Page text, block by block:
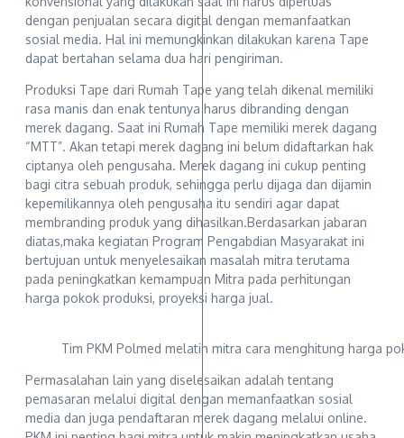
dengan penjualan secara digital dengan memanfaatkan
sosial media. Hal ini memungkinkan dilakukan karena Tape
dapat bertahan selama dua hari pengiriman.
Produksi Tape dari Rumah Tape yang telah dikenal memiliki
rasa manis dan enak tentunya harus dibranding dengan
merek dagang. Saat ini Rumah Tape memiliki merek dagang
“MTT”. Akan tetapi merek dagang ini belum didaftarkan hak
ciptanya oleh pengusaha. Merek dagang ini cukup penting
bagi citra sebuah produk, sehingga perlu dijaga dan dijamin
kepemilikannya oleh pengusaha itu sendiri agar dapat
membranding produk yang dihasilkan.Berdasarkan jabaran
diatas,maka kegiatan Program Pengabdian Masyarakat ini
bertujuan untuk menyelesaikan masalah mitra terutama
pada peningkatkan kemampuan Mitra pada perhitungan
harga pokok produksi, proyeksi harga jual.
Tim PKM Polmed melatih mitra cara menghitung harga
Permasalahan lain yang diselesaikan adalah tentang
pemasaran melalui digital dengan memanfaatkan sosial
media dan juga pendaftaran merek dagang melalui online.